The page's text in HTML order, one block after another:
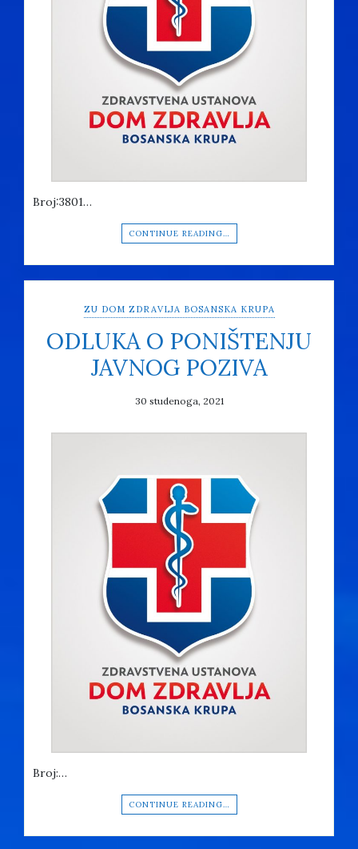
Broj:3801…
CONTINUE READING…
ZU DOM ZDRAVLJA BOSANSKA KRUPA
ODLUKA O PONIŠTENJU
JAVNOG POZIVA
30 studenoga, 2021
Broj:…
CONTINUE READING…